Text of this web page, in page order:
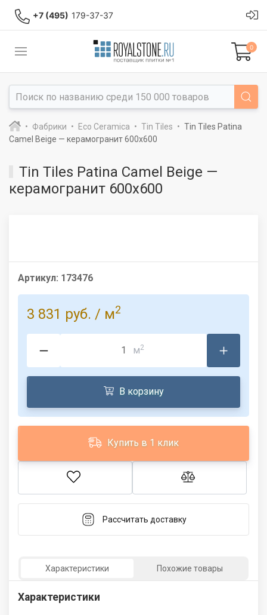
+7 (495) 179-37-37
0
Фабрики Eco Ceramica Tin Tiles
Tin Tiles Patina
Camel Beige — керамогранит 600x600
Tin Tiles Patina Camel Beige —
керамогранит 600x600
Артикул: 173476
3 831 руб. / м2
м2
В корзину
Купить в 1 клик
Рассчитать доставку
Характеристики Похожие товары
Характеристики